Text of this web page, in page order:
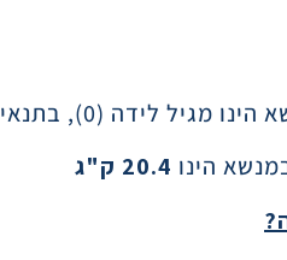
בתנאי שמשקל התינוק הינו
הינו 20.4 ק"ג
?